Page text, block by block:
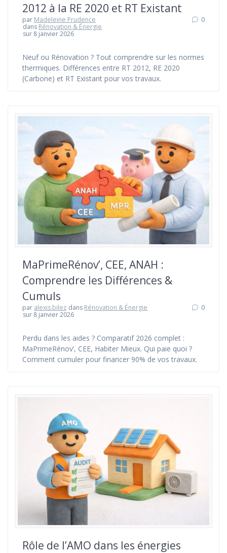
2012 à la RE 2020 et RT Existant
par Madeleine Prudence
dans Rénovation & Énergie
sur 8 janvier 2026
0
Neuf ou Rénovation ? Tout comprendre sur les normes
thermiques. Différences entre RT 2012, RE 2020
(Carbone) et RT Existant pour vos travaux.
MaPrimeRénov’, CEE, ANAH :
Comprendre les Différences &
Cumuls
par alexis.bilez dans Rénovation & Énergie
sur 8 janvier 2026
0
Perdu dans les aides ? Comparatif 2026 complet :
MaPrimeRénov’, CEE, Habiter Mieux. Qui paie quoi ?
Comment cumuler pour financer 90% de vos travaux.
Rôle de l’AMO dans les énergies